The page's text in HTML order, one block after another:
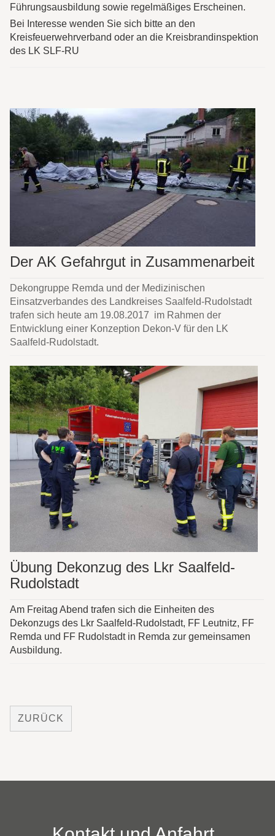
Führungsausbildung sowie regelmäßiges Erscheinen.
Bei Interesse wenden Sie sich bitte an den
Kreisfeuerwehrverband oder an die Kreisbrandinspektion
des LK SLF-RU
Der AK Gefahrgut in Zusammenarbeit
Dekongruppe Remda und der Medizinischen
Einsatzverbandes des Landkreises Saalfeld-Rudolstadt
trafen sich heute am 19.08.2017 im Rahmen der
Entwicklung einer Konzeption Dekon-V für den LK
Saalfeld-Rudolstadt.
Übung Dekonzug des Lkr Saalfeld-
Rudolstadt
Am Freitag Abend trafen sich die Einheiten des
Dekonzugs des Lkr Saalfeld-Rudolstadt, FF Leutnitz, FF
Remda und FF Rudolstadt in Remda zur gemeinsamen
Ausbildung.
ZURÜCK